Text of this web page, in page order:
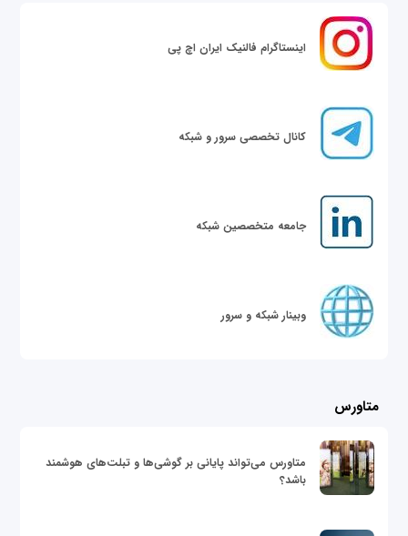
اینستاگرام فالنیک ایران اچ پی
کانال تخصصی سرور و شبکه
جامعه متخصصین شبکه
وبینار شبکه و سرور
متاورس
متاورس می‌تواند پایانی بر گوشی‌ها و تبلت‌های هوشمند
باشد؟